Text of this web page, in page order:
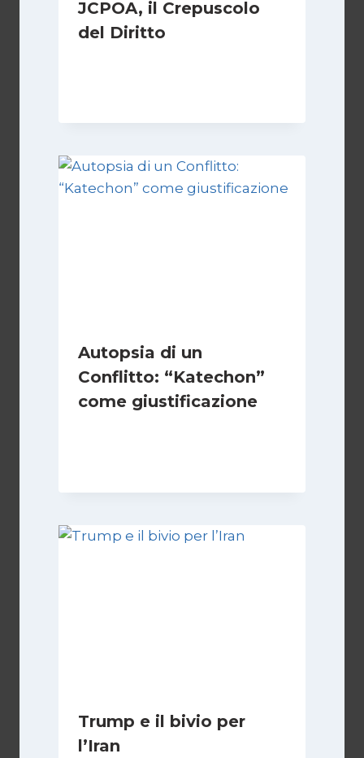
JCPOA, il Crepuscolo
del Diritto
Autopsia di un
Conflitto: “Katechon”
come giustificazione
Trump e il bivio per
l’Iran